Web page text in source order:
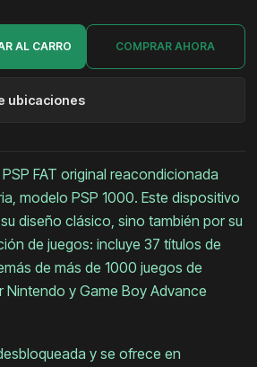
AL CARRO COMPRAR AHORA
ubicaciones
FAT original reacondicionada
modelo PSP 1000. Este dispositivo
diseño clásico, sino también por su
de juegos: incluye 37 títulos de
de más de 1000 juegos de
Nintendo y Game Boy Advance
y se ofrece en